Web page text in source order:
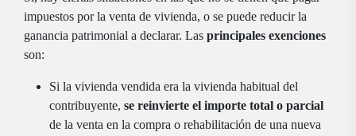
impuestos por la venta de vivienda, o se puede reducir la
ganancia patrimonial a declarar. Las principales exenciones
son:
Si la vivienda vendida era la vivienda habitual del
contribuyente, se reinvierte el importe total o parcial
de la venta en la compra o rehabilitación de una nueva